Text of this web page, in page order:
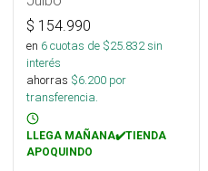
$ 154.990
en 6cuotas de $25.832sin
interés
ahorras $6.200 por
transferencia.
LLEGA MAÑANA✔️TIENDA
APOQUINDO